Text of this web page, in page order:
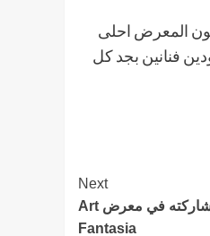
المعرض احلى
فنانين بجد كل
Next
الفنان التشكيلي أحمد جمال ومشاركته في معرض Art
Fantasia